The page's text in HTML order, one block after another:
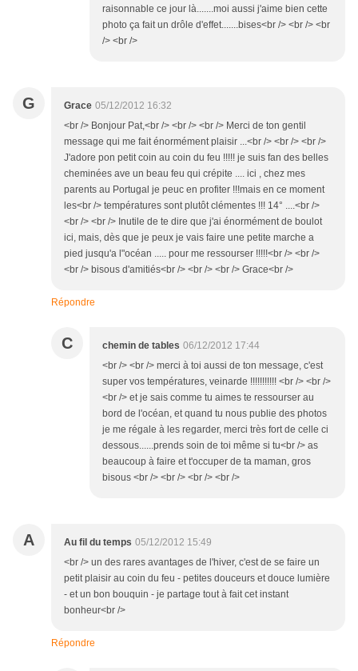
raisonnable ce jour là.......moi aussi j'aime bien cette
photo ça fait un drôle d'effet.......bises<br /> <br /> <br
/> <br />
G Grace 05/12/2012 16:32
<br /> Bonjour Pat,<br /> <br /> <br /> Merci de ton gentil
message qui me fait énormément plaisir ...<br /> <br /> <br />
J'adore pon petit coin au coin du feu !!!!! je suis fan des belles
cheminées ave un beau feu qui crépite .... ici , chez mes
parents au Portugal je peuc en profiter !!!mais en ce moment
les<br /> températures sont plutôt clémentes !!! 14° ....<br />
<br /> <br /> Inutile de te dire que j'ai énormément de boulot
ici, mais, dès que je peux je vais faire une petite marche a
pied jusqu'a l"océan ..... pour me ressourser !!!!!<br /> <br />
<br /> bisous d'amitiés<br /> <br /> <br /> Grace<br />
Répondre
C chemin de tables 06/12/2012 17:44
<br /> <br /> merci à toi aussi de ton message, c'est
super vos températures, veinarde !!!!!!!!!!! <br /> <br />
<br /> et je sais comme tu aimes te ressourser au
bord de l'océan, et quand tu nous publie des photos
je me régale à les regarder, merci très fort de celle ci
dessous......prends soin de toi même si tu<br /> as
beaucoup à faire et t'occuper de ta maman, gros
bisous <br /> <br /> <br /> <br />
A Au fil du temps 05/12/2012 15:49
<br /> un des rares avantages de l'hiver, c'est de se faire un
petit plaisir au coin du feu - petites douceurs et douce lumière
- et un bon bouquin - je partage tout à fait cet instant
bonheur<br />
Répondre